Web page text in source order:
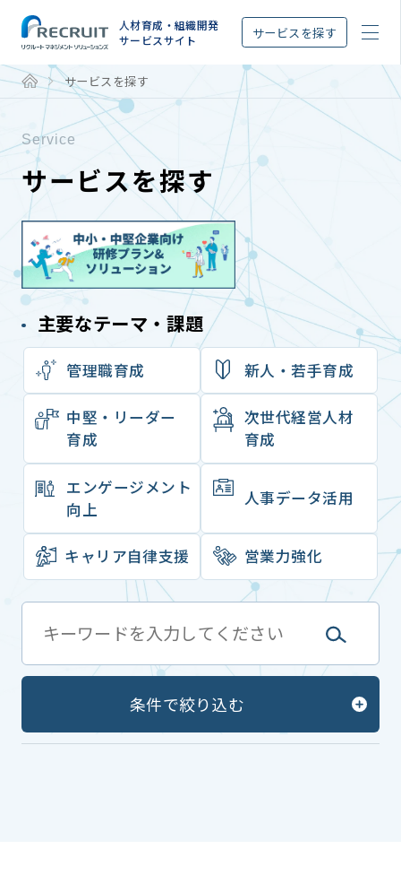
人材育成・組織開発
サービスサイト
サービスを探す
サービスを探す
Service
サービスを探す
主要なテーマ・課題
管理職育成 新⼈‧若⼿育成
中堅・リーダー
育成
次世代経営人材
育成
エンゲージメント
向上
⼈事データ活⽤
キャリア⾃律⽀援 営業力強化
条件で絞り込む